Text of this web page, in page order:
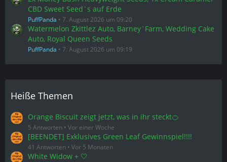
CBD Sweet Seed`s auf Erde
PuffPanda 7. August 2026 um 09:20
Watermelon Zkittlez Auto, Barney`Farm, Wedding Cake
Auto, Royal Queen Seeds
PuffPanda 7. August 2026 um 09:19
Heiße Themen
Orange Biscuit zeigt jetzt, was in ihr steckt🍊
5 Antworten Vor einer Woche
[BEENDET] Exklusives Green Leaf Gewinnspiel!!!!
41 Antworten Vor 5 Monaten
White Widow + 🤍